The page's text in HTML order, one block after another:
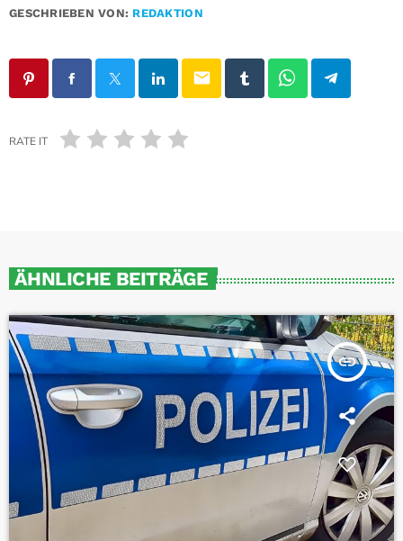
GESCHRIEBEN VON: REDAKTION
email
RATE IT
ÄHNLICHE BEITRÄGE
insert_link